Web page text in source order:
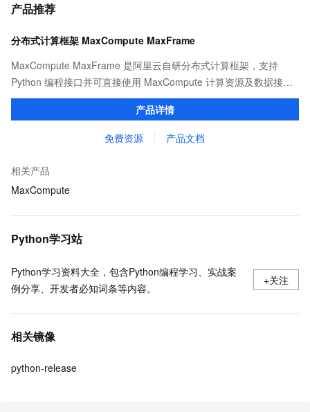
产品推荐
分布式计算框架 MaxCompute MaxFrame
MaxCompute MaxFrame 是阿里云自研分布式计算框架，支持
Python 编程接口并可直接使用 MaxCompute 计算资源及数据接
口，与 MaxCompute Notebook、镜像管理等功能共同构成
MaxCompute 完整 Python 开发生态。
产品详情
免费资源 产品文档
相关产品
MaxCompute
Python学习站
Python学习资料大全，包含Python编程学习、实战案
例分享、开发者必知词条等内容。
+关注
相关镜像
python-release